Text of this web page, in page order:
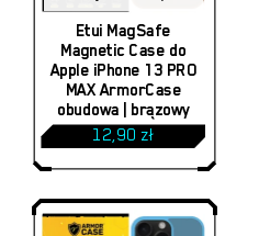
Etui MagSafe
Magnetic Case do
Apple iPhone 13 PRO
MAX ArmorCase
obudowa | brązowy
12,90 zł